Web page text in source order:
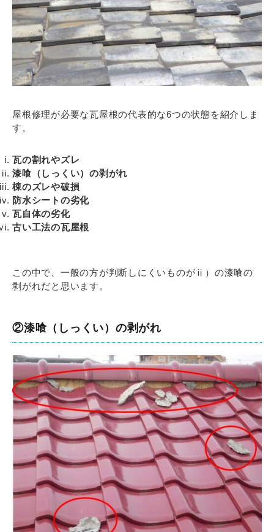
屋根修理が必要な瓦屋根の代表的な6つの状態を紹介しま
す。
瓦の割れやズレ
漆喰（しっくい）の剥がれ
棟のズレや破損
防水シートの劣化
瓦自体の劣化
古い工法の瓦屋根
この中で、一般の方が判断しにくいものがⅱ）の漆喰の
剥がれだと思います。
②漆喰（しっくい）の剥がれ